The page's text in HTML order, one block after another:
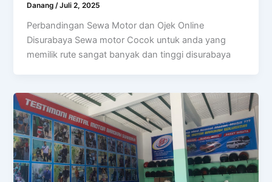
Danang /Juli 2, 2025
Perbandingan Sewa Motor dan Ojek Online
Disurabaya Sewa motor Cocok untuk anda yang
memilik rute sangat banyak dan tinggi disurabaya